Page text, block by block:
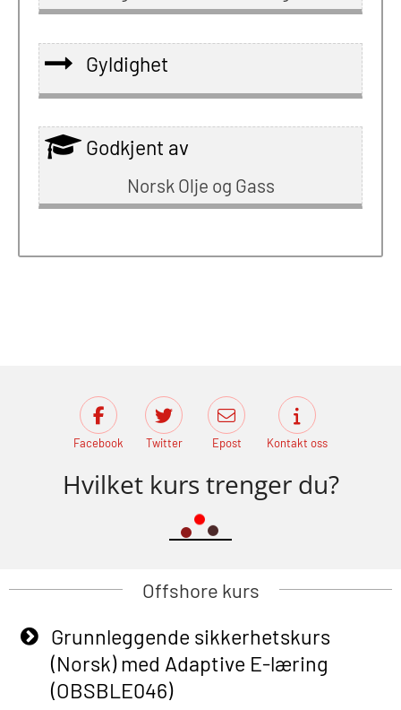
Gyldighet
Godkjent av
Norsk Olje og Gass
Facebook Twitter Epost Kontakt oss
Hvilket kurs trenger du?
Offshore kurs
Grunnleggende sikkerhetskurs
(Norsk) med Adaptive E-læring
(OBSBLE046)